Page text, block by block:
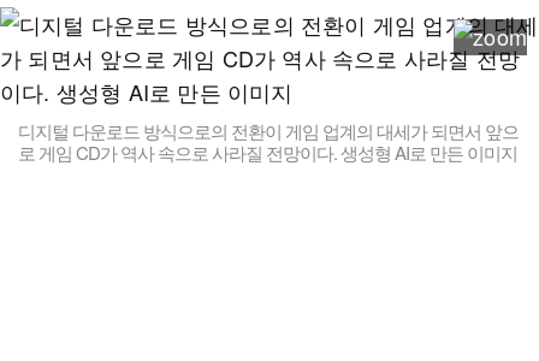
디지털 다운로드 방식으로의 전환이 게임 업계의 대세가 되면서 앞으
로 게임 CD가 역사 속으로 사라질 전망이다. 생성형 AI로 만든 이미지